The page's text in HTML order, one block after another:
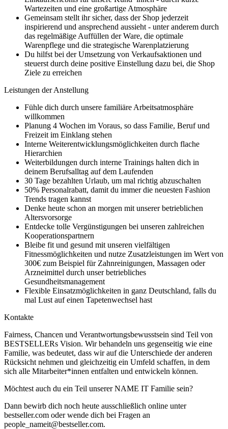
Wartezeiten und eine großartige Atmosphäre
Gemeinsam stellt ihr sicher, dass der Shop jederzeit
inspirierend und ansprechend aussieht - unter anderem durch
das regelmäßige Auffüllen der Ware, die optimale
Warenpflege und die strategische Warenplatzierung
Du hilfst bei der Umsetzung von Verkaufsaktionen und
steuerst durch deine positive Einstellung dazu bei, die Shop
Ziele zu erreichen
Leistungen der Anstellung
Fühle dich durch unsere familiäre Arbeitsatmosphäre
willkommen
Planung 4 Wochen im Voraus, so dass Familie, Beruf und
Freizeit im Einklang stehen
Interne Weiterentwicklungsmöglichkeiten durch flache
Hierarchien
Weiterbildungen durch interne Trainings halten dich in
deinem Berufsalltag auf dem Laufenden
30 Tage bezahlten Urlaub, um mal richtig abzuschalten
50% Personalrabatt, damit du immer die neuesten Fashion
Trends tragen kannst
Denke heute schon an morgen mit unserer betrieblichen
Altersvorsorge
Entdecke tolle Vergünstigungen bei unseren zahlreichen
Kooperationspartnern
Bleibe fit und gesund mit unseren vielfältigen
Fitnessmöglichkeiten und nutze Zusatzleistungen im Wert von
300€ zum Beispiel für Zahnreinigungen, Massagen oder
Arzneimittel durch unser betriebliches
Gesundheitsmanagement
Flexible Einsatzmöglichkeiten in ganz Deutschland, falls du
mal Lust auf einen Tapetenwechsel hast
Kontakte
Fairness, Chancen und Verantwortungsbewusstsein sind Teil von
BESTSELLERs Vision. Wir behandeln uns gegenseitig wie eine
Familie, was bedeutet, dass wir auf die Unterschiede der anderen
Rücksicht nehmen und gleichzeitig ein Umfeld schaffen, in dem
sich alle Mitarbeiter*innen entfalten und entwickeln können.
Möchtest auch du ein Teil unserer NAME IT Familie sein?
Dann bewirb dich noch heute ausschließlich online unter
bestseller.com oder wende dich bei Fragen an
people_nameit@bestseller.com.